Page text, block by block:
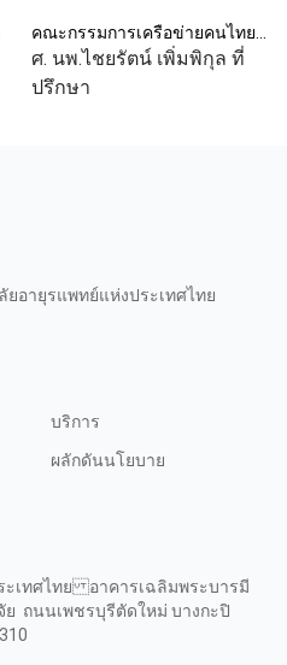
ศ. นพ.ไชยรัตน์ เพิ่มพิกุล ที่
ปรึกษา
ยอายุรแพทย์แห่งประเทศไทย
บริการ
ผลักดันนโยบาย
ะเทศไทย อาคารเฉลิมพระบารมี
ถนนเพชรบุรีตัดใหม่ บางกะปิ